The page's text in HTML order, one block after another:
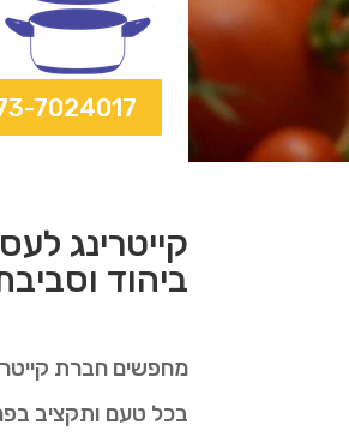
7024017
קייטרינג
ביהוד
מחפשים חברת
בכל טעם ותקציב